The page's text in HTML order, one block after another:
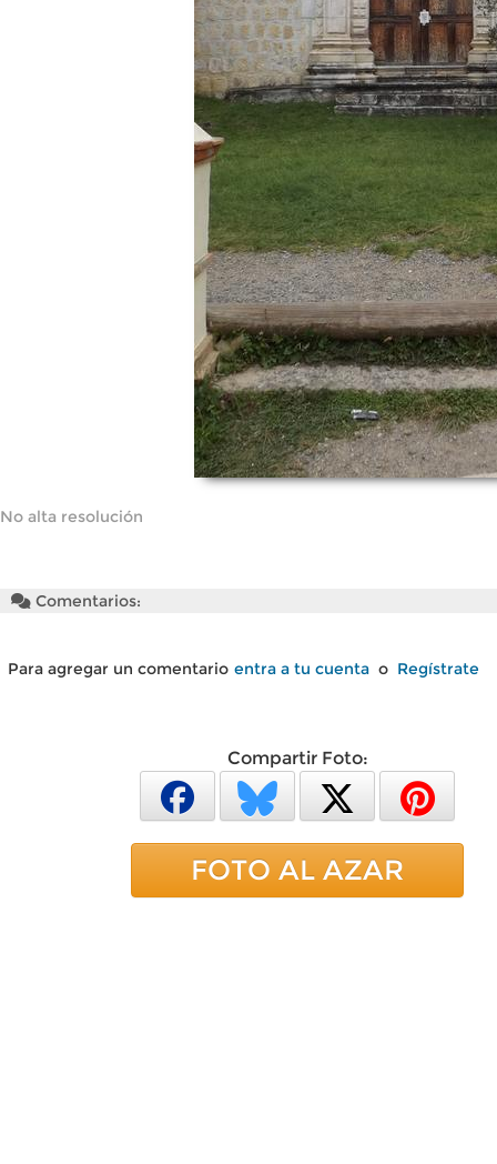
No alta resolución
Comentarios:
Para agregar un comentario entra a tu cuenta o Regístrate
Compartir Foto:
FOTO AL AZAR